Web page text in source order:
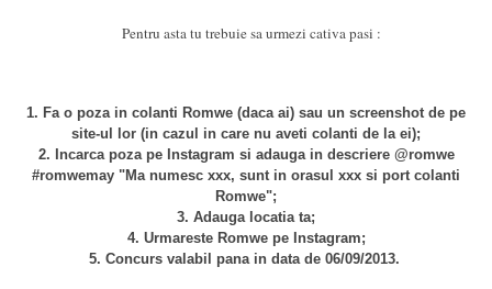
Pentru asta tu trebuie sa urmezi cativa pasi :
1. Fa o poza in colanti Romwe (daca ai) sau un screenshot de pe
site-ul lor (in cazul in care nu aveti colanti de la ei);
2. Incarca poza pe Instagram si adauga in descriere @romwe
#romwemay "Ma numesc xxx, sunt in orasul xxx si port colanti
Romwe";
3. Adauga locatia ta;
4. Urmareste Romwe pe Instagram;
5. Concurs valabil pana in data de 06/09/2013.